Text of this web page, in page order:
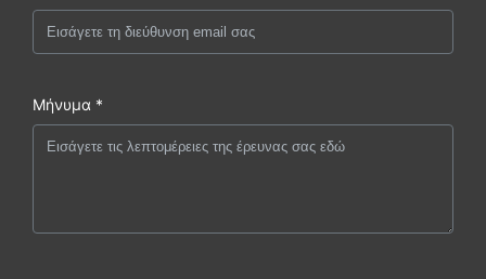
Μήνυμα *